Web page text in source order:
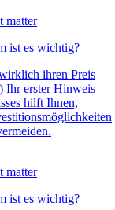
ist es wichtig?
ihren Preis
Ihr erster Hinweis
hilft Ihnen,
ist es wichtig?